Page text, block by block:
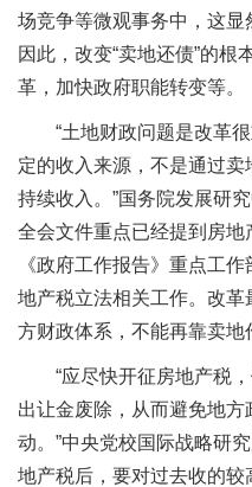
场竞争等微观事务中，这显
因此，改变“卖地还债”的根
革，加快政府职能转变等。
“土地财政问题是改革
定的收入来源，不是通过
持续收入。”国务院发展研
全会文件重点已经提到房
《政府工作报告》重点工
地产税立法相关工作。改
方财政体系，不能再靠卖地
“应尽快开征房地产税
出让金废除，从而避免地
动。”中央党校国际战略研
地产税后，要对过去收的